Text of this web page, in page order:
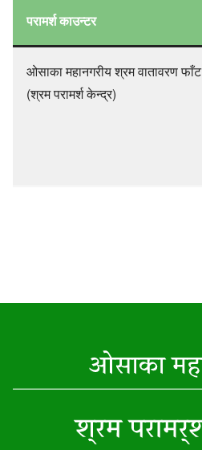
परामर्श काउन्टर
ओसाका महानगरीय श्रम वातावरण फाँट
(श्रम परामर्श केन्द्र)